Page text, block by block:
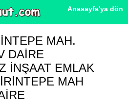
Anasayfa'ya dön
MAH.
DAIRE
İNŞAAT EMLAK
MAH